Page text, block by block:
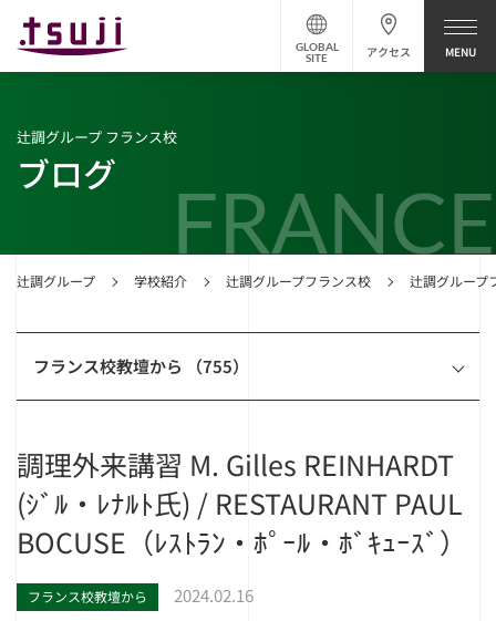
アクセス
GLOBAL
SITE
FRANCE
辻調グループ 学校紹介 辻調グループフランス校 辻調グループ
辻調グループ フランス校
ブログ
フランス校教壇から （755）
調理外来講習 M. Gilles REINHARDT
(ｼﾞﾙ・ﾚﾅﾙﾄ氏) / RESTAURANT PAUL
BOCUSE（ﾚｽﾄﾗﾝ・ﾎﾟｰﾙ・ﾎﾞｷｭｰｽﾞ）
フランス校教壇から 2024.02.16